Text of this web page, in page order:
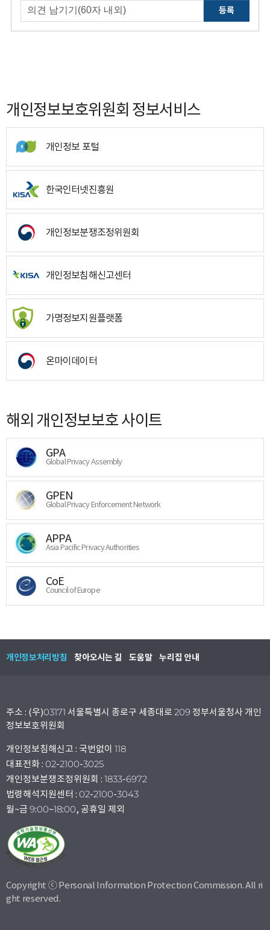
등록
개인정보보호위원회 정보서비스
개인정보 포털
한국인터넷진흥원
개인정보분쟁조정위원회
개인정보침해신고센터
가명정보지원플랫폼
온마이데이터
해외 개인정보보호 사이트
GPA
Global Privacy Assembly
GPEN
Global Privacy Enforcement Network
APPA
Asia Pacific Privacy Authorities
CoE
Council of Europe
개인정보처리방침 찾아오시는 길 도움말 누리집 안내
주소 : (우)03171 서울특별시 종로구 세종대로 209 정부서울청사 개인
정보보호위원회
개인정보침해신고 : 국번없이 118
대표전화 : 02-2100-3025
개인정보분쟁조정위원회 : 1833-6972
법령해석지원센터 : 02-2100-3043
월~금 9:00~18:00, 공휴일 제외
Copyright ⓒ Personal Information Protection Commission. All ri
ght reserved.